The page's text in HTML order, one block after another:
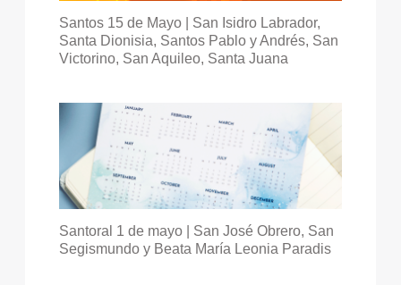
Santos 15 de Mayo | San Isidro Labrador,
Santa Dionisia, Santos Pablo y Andrés, San
Victorino, San Aquileo, Santa Juana
Santoral 1 de mayo | San José Obrero, San
Segismundo y Beata María Leonia Paradis